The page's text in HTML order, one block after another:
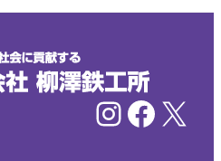
InstagramFacebook X